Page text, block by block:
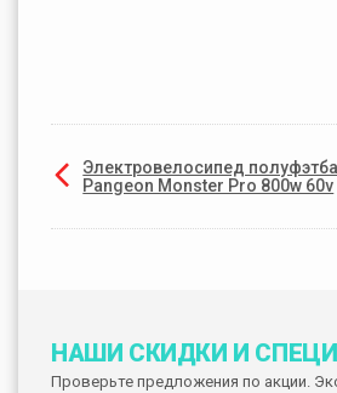
Электровелосипед
Pangeon Monster Pro 800w 60v
НАШИ СКИДКИ И
Проверьте предложения по акции.